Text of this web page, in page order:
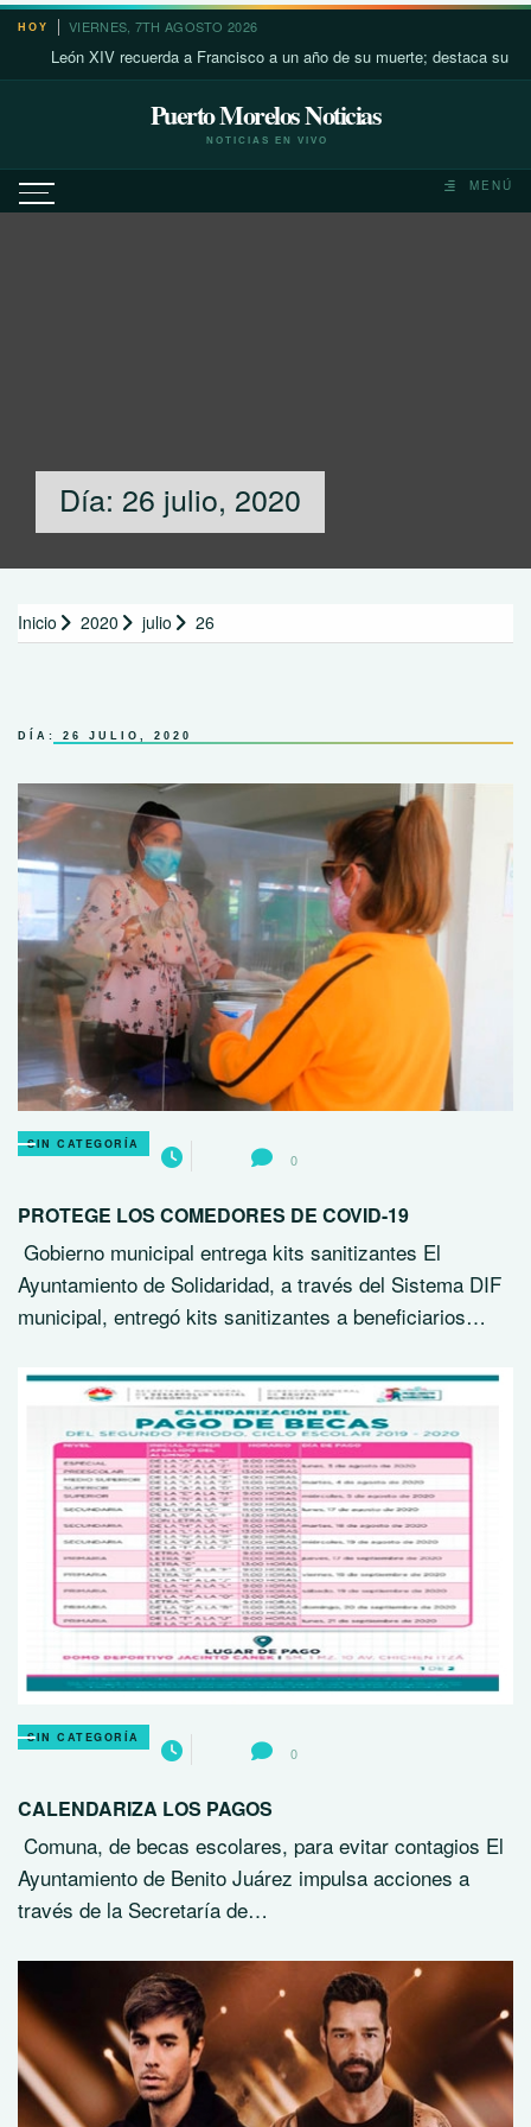
Saltar
contenido
HOY VIERNES, 7TH AGOSTO 2026
XIV recuerda a Francisco a un año de su muerte; destaca su cercanía
Puerto Morelos Noticias
NOTICIAS EN VIVO
MENÚ
Día: 26 julio, 2020
Inicio 2020 julio 26
DÍA: 26 JULIO, 2020
SIN CATEGORÍA
0
PROTEGE LOS COMEDORES DE COVID-19
Gobierno municipal entrega kits sanitizantes El
Ayuntamiento de Solidaridad, a través del Sistema DIF
municipal, entregó kits sanitizantes a beneficiarios…
SIN CATEGORÍA
0
CALENDARIZA LOS PAGOS
Comuna, de becas escolares, para evitar contagios El
Ayuntamiento de Benito Juárez impulsa acciones a
través de la Secretaría de…